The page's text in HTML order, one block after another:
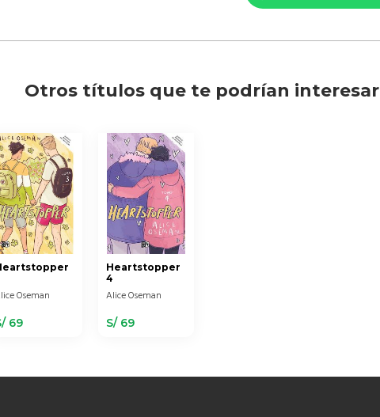
Otros títulos que te podrían interesar
Oseman
69
Heartstopper
4
Alice Oseman
S/ 69